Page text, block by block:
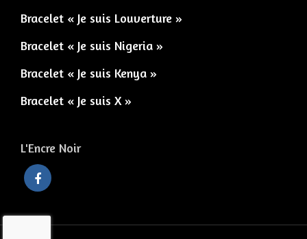
Bracelet « Je suis Louverture »
Bracelet « Je suis Nigeria »
Bracelet « Je suis Kenya »
Bracelet « Je suis X »
L'Encre Noir